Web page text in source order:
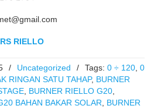
RIELLO
/ Uncategorized / Tags: 0 ÷ 120 0
RINGAN SATU TAHAP, BURNER
BURNER RIELLO G20
BAHAN BAKAR SOLAR
BURNER